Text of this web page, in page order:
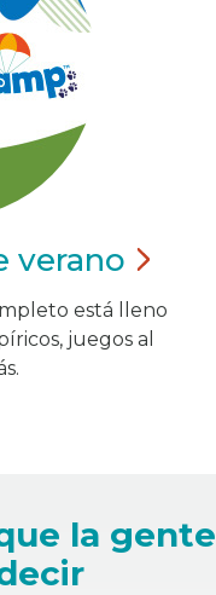
verano
está lleno
juegos al
la gente